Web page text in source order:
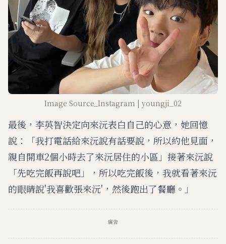
Image Source_Instagram | youngji_02
最後，李英智決定向來沅表白自己的心意，她回憶
說：「我打電話給來沅說有話要說，所以約他見面，
親自開車2個小時去了來沅居住的小區」接著來沅說
「先吃完飯再說吧」，所以吃完飯後，我就看著來沅
的眼睛說'我喜歡張來沅'，然後跑出了餐廳。」
廣告